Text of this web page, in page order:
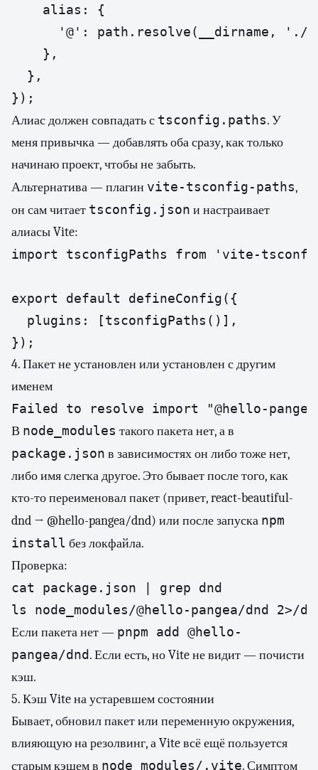
    alias: {
'@': path.resolve(__dirname, './
    },
  },
});
Алиас должен совпадать с tsconfig.paths. У
меня привычка — добавлять оба сразу, как только
начинаю проект, чтобы не забыть.
Альтернатива — плагин vite-tsconfig-paths,
он сам читает tsconfig.json и настраивает
алиасы Vite:
import tsconfigPaths from 'vite-
export default defineConfig({
  plugins: [tsconfigPaths()],
});
4. Пакет не установлен или установлен с другим
именем
Failed to resolve import "@hello-
В node_modules такого пакета нет, а в
package.json в зависимостях он либо тоже нет,
либо имя слегка другое. Это бывает после того, как
кто-то переименовал пакет (привет, react-beautiful-
dnd → @hello-pangea/dnd) или после запуска npm
install без локфайла.
Проверка:
cat package.json | grep dnd
ls node_modules/@hello-pangea/dnd 2>/
Если пакета нет — pnpm add @hello-
pangea/dnd. Если есть, но Vite не видит — почисти
кэш.
5. Кэш Vite на устаревшем состоянии
Бывает, обновил пакет или переменную окружения,
влияющую на резолвинг, а Vite всё ещё пользуется
старым кэшем в node_modules/.vite. Симптом